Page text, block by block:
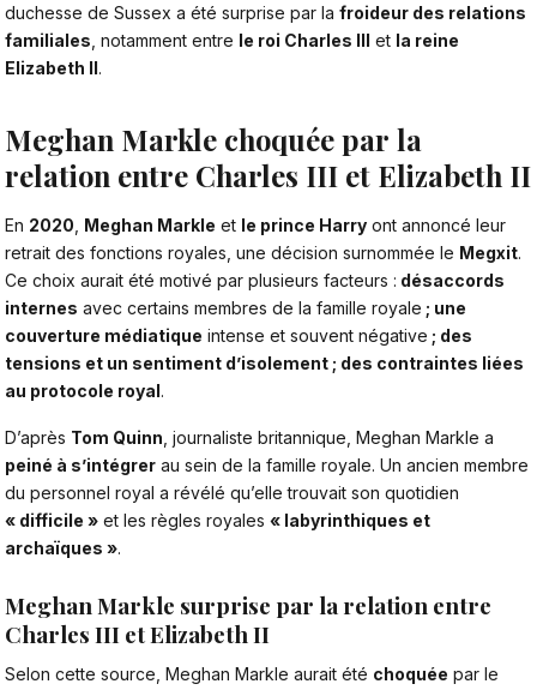
duchesse de Sussex a été surprise par la froideur des relations
familiales , notamment entre le roi Charles III et la reine
Elizabeth II.
Meghan Markle choquée par la
relation entre Charles III et Elizabeth II
En 2020 Meghan Markle et le prince Harry ont annoncé leur
retrait des fonctions royales, une décision surnommée le Megxit.
Ce choix aurait été motivé par plusieurs facteurs : désaccords
internes avec certains membres de la famille royale ; une
couverture médiatique intense et souvent négative ; des
tensions et un sentiment d’isolement ; des contraintes liées
au protocole royal.
D’après Tom Quinn , journaliste britannique, Meghan Markle a
peiné à s’intégrer au sein de la famille royale. Un ancien membre
du personnel royal a révélé qu’elle trouvait son quotidien
« difficile » et les règles royales « labyrinthiques et
archaïques ».
Meghan Markle surprise par la relation entre
Charles III et Elizabeth II
Selon cette source, Meghan Markle aurait été choquée par le